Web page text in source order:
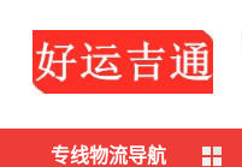
专线物流导航